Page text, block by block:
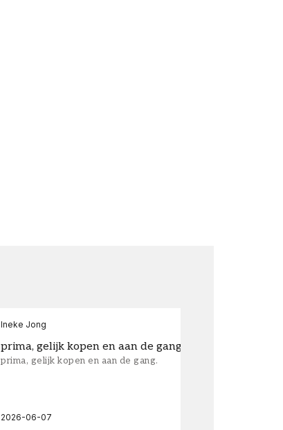
Ineke Jong
prima, gelijk kopen en aan de gang.
prima, gelijk kopen en aan de gang.
2026-06-07